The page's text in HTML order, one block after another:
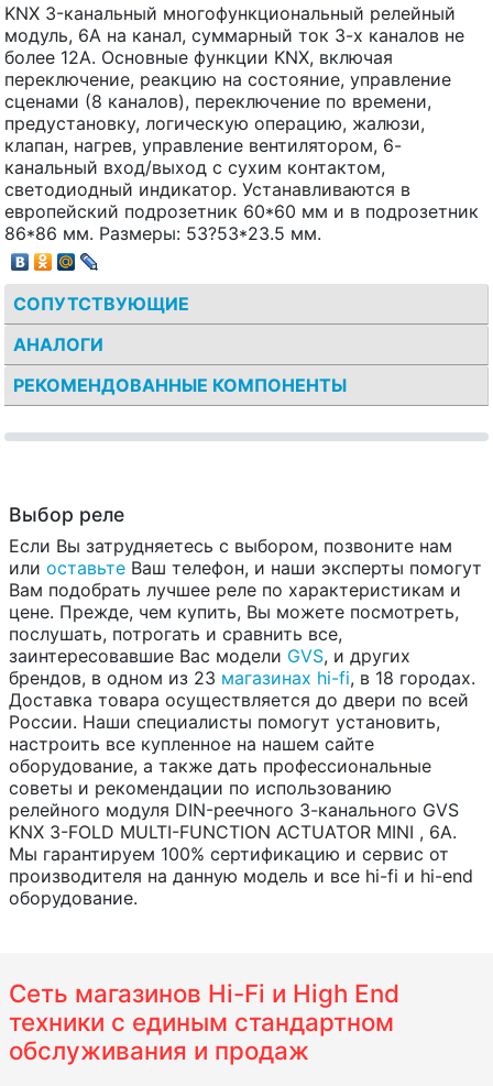
KNX 3-канальный многофункциональный релейный
модуль, 6A на канал, суммарный ток 3-х каналов не
более 12А. Основные функции KNX, включая
переключение, реакцию на состояние, управление
сценами (8 каналов), переключение по времени,
предустановку, логическую операцию, жалюзи,
клапан, нагрев, управление вентилятором, 6-
канальный вход/выход с сухим контактом,
светодиодный индикатор. Устанавливаются в
европейский подрозетник 60*60 мм и в подрозетник
86*86 мм. Размеры: 53?53*23.5 мм.
СОПУТСТВУЮЩИЕ
АНАЛОГИ
РЕКОМЕНДОВАННЫЕ КОМПОНЕНТЫ
Выбор реле
Если Вы затрудняетесь с выбором, позвоните нам
или оставьте Ваш телефон, и наши эксперты помогут
Вам подобрать лучшее реле по характеристикам и
цене. Прежде, чем купить, Вы можете посмотреть,
послушать, потрогать и сравнить все,
заинтересовавшие Вас модели GVS, и других
брендов, в одном из 23 магазинах hi-fi, в 18 городах.
Доставка товара осуществляется до двери по всей
России. Наши специалисты помогут установить,
настроить все купленное на нашем сайте
оборудование, а также дать профессиональные
советы и рекомендации по использованию
релейного модуля DIN-реечного 3-канального GVS
KNX 3-FOLD MULTI-FUNCTION ACTUATOR MINI , 6A.
Мы гарантируем 100% сертификацию и сервис от
производителя на данную модель и все hi-fi и hi-end
оборудование.
Сеть магазинов Hi-Fi и High End
техники с единым стандартном
обслуживания и продаж